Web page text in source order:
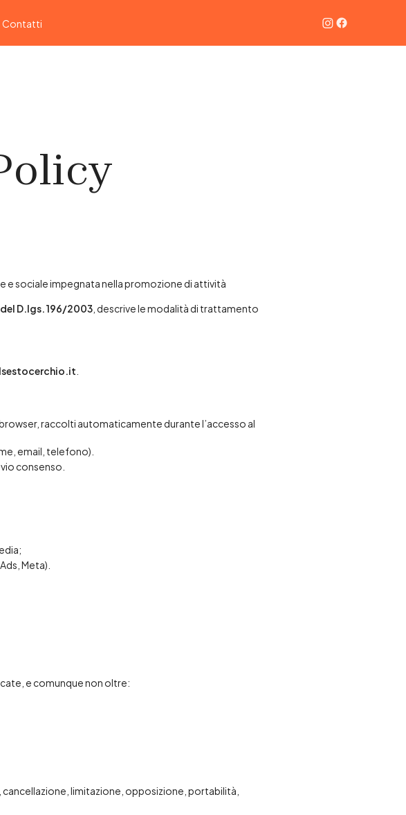
Contatti
e sociale impegnata nella promozione di attività
D.lgs. 196/2003, descrive le modalità di trattamento
.
raccolti automaticamente durante l’accesso al
email, telefono).
consenso.
Meta).
e comunque non oltre:
limitazione, opposizione, portabilità,